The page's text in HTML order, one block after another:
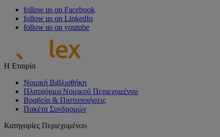
follow us on Facebook
follow us on LinkedIn
follow us on youtube
Η Εταιρία
Νομική Βιβλιοθήκη
Πλατφόρμα Νομικού Περιεχομένου
Βραβεία & Πιστοποιήσεις
Πακέτα Συνδρομών
Κατηγορίες Περιεχομένου